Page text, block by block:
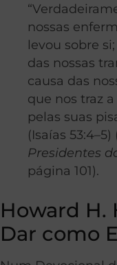
nossas
levou sobre
das nossas
causa das
que nos traz
pelas suas
(Isaías 53:4–5)
Presidentes
página 101).
Howard H.
Dar como